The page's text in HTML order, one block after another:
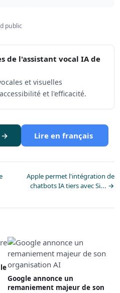
public
de l'assistant vocal IA de
et visuelles
et l'efficacité.
→ Lire en français
Apple permet l'intégration de
chatbots IA tiers avec Si... →
Google annonce un
remaniement majeur de son